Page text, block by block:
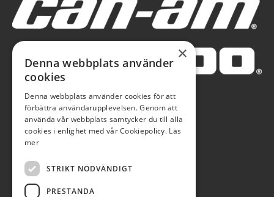
×
Denna webbplats använder
cookies
Denna webbplats använder cookies för att
förbättra användarupplevelsen. Genom att
använda vår webbplats samtycker du till alla
cookies i enlighet med vår Cookiepolicy. Läs
mer
STRIKT NÖDVÄNDIGT
PRESTANDA